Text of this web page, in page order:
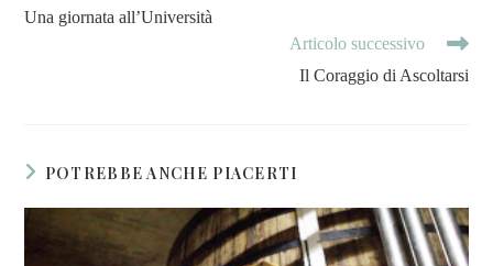
Una giornata all’Università
Articolo successivo
Il Coraggio di Ascoltarsi
POTREBBE ANCHE PIACERTI